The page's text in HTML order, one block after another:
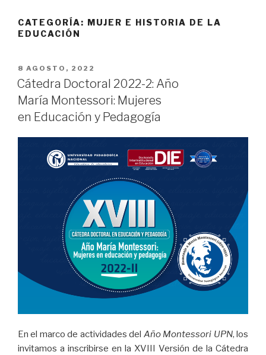
CATEGORÍA: MUJER E HISTORIA DE LA
EDUCACIÓN
PUBLICADO
EL
8 AGOSTO, 2022
Cátedra Doctoral 2022-2: Año
María Montessori: Mujeres
en Educación y Pedagogía
En el marco de actividades del Año Montessori UPN, los
invitamos a inscribirse en la XVIII Versión de la Cátedra